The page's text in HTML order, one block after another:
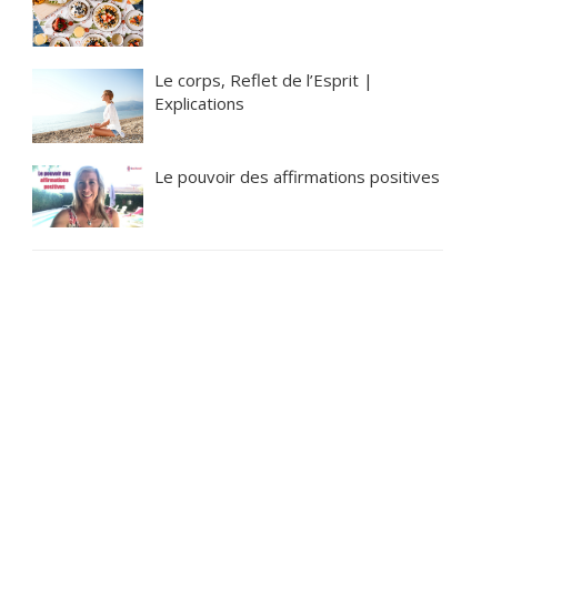
Le corps, Reflet de l’Esprit |
Explications
Le pouvoir des affirmations positives